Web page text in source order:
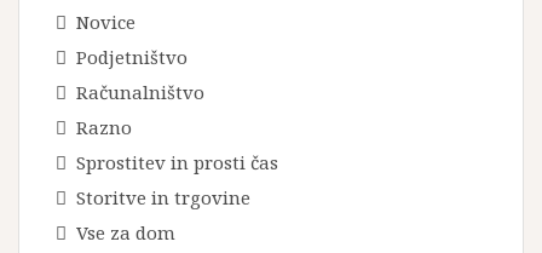
Novice
Podjetništvo
Računalništvo
Razno
Sprostitev in prosti čas
Storitve in trgovine
Vse za dom